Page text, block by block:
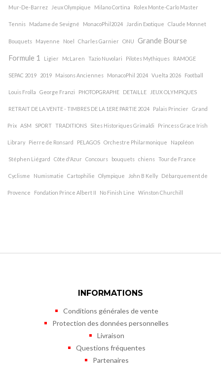
Mur-De-Barrez Jeux Olympique Milano Cortina Rolex Monte-Carlo Master
Tennis Madame de Sevigné MonacoPhil2024 Jardin Exotique Claude Monnet
Bouquets Mayenne Noel Charles Garnier ONU Grande Bourse
Formule 1 Ligier McLaren Tazio Nuvolari Pilotes Mythiques RAMOGE
SEPAC 2019 2019 Maisons Anciennes MonacoPhil 2024 Vuelta 2026 Football
Louis Frolla George Franzi PHOTOPGRAPHE DETAILLE JEUX OLYMPIQUES
RETRAIT DE LA VENTE - TIMBRES DE LA 1ERE PARTIE 2024 Palais Princier Grand
Prix ASM SPORT TRADITIONS Sites Historiques Grimaldi Princess Grace Irish
Library Pierre de Ronsard PELAGOS Orchestre Philarmonique Napoléon
Stéphen Liégard Côte d'Azur Concours bouquets chiens Tour de France
Cyclisme Numismatie Cartophilie Olympique John B Kelly Débarquement de
Provence Fondation Prince Albert II No Finish Line Winston Churchill
INFORMATIONS
Conditions générales de vente
Protection des données personnelles
Livraison
Questions fréquentes
Partenaires